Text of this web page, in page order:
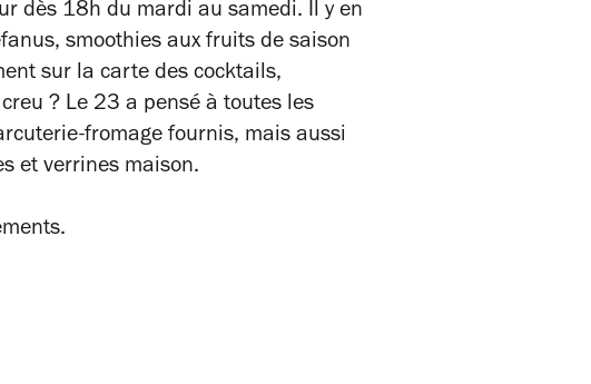
dès 18h du mardi au samedi. Il y en
smoothies aux fruits de saison
sur la carte des cocktails,
? Le 23 a pensé à toutes les
fromage fournis, mais aussi
et verrines maison.